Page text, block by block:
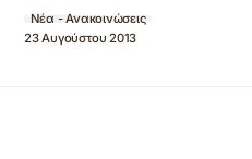
Νέα - Ανακοινώσεις
23 Αυγούστου 2013